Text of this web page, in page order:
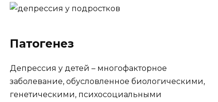
Патогенез
Депрессия у детей – многофакторное
заболевание, обусловленное биологическими,
генетическими, психосоциальными